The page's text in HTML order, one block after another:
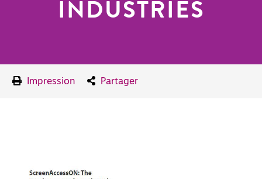
INDUSTRIES
Impression Partager